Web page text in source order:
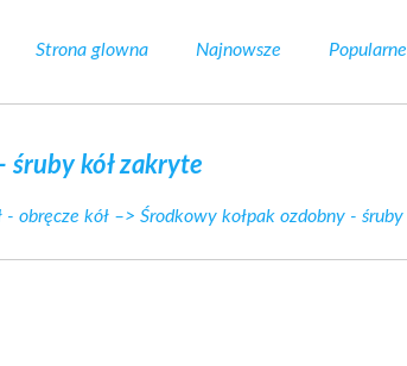
Strona glowna Najnowsze Popularne
śruby kół zakryte
- obręcze kół –> Środkowy kołpak ozdobny - śruby